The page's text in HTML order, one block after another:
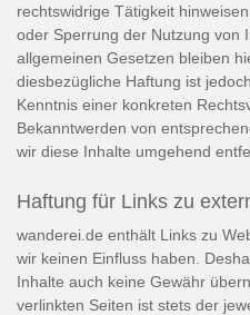
rechtswidrige Tätigkeit
oder Sperrung der Nutzung von
allgemeinen Gesetzen bleiben
diesbezügliche Haftung ist
Kenntnis einer konkreten
Bekanntwerden von
wir diese Inhalte umgehend
Haftung für Links zu
wanderei.de enthält Links zu
wir keinen Einfluss haben.
Inhalte auch keine Gewähr
verlinkten Seiten ist stets der